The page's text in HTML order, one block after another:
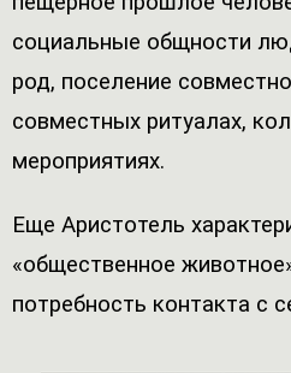
социальные общности
род, поселение
совместных ритуалах,
мероприятиях.
Еще Аристотель
«общественное
потребность контакта с